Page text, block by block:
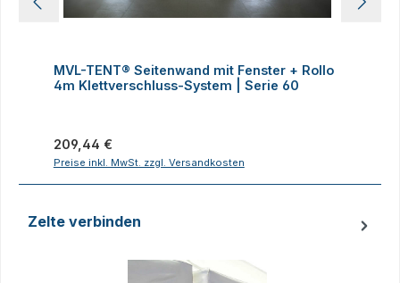
MVL-TENT® Seitenwand mit Fenster + Rollo
4m Klettverschluss-System | Serie 60
Regulärer Preis:
209,44 €
Preise inkl. MwSt. zzgl. Versandkosten
Zelte verbinden